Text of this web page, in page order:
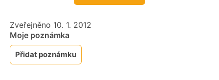
Zveřejněno 10. 1. 2012
Moje poznámka
Přidat poznámku